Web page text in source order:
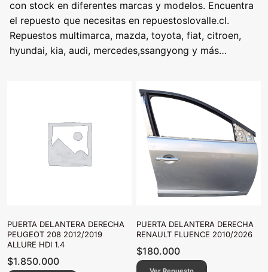
con stock en diferentes marcas y modelos. Encuentra
el repuesto que necesitas en repuestoslovalle.cl.
Repuestos multimarca, mazda, toyota, fiat, citroen,
hyundai, kia, audi, mercedes,ssangyong y más…
PUERTA DELANTERA DERECHA
PEUGEOT 208 2012/2019
ALLURE HDI 1.4
$1.850.000
PUERTA DELANTERA DERECHA
RENAULT FLUENCE 2010/2026
$180.000